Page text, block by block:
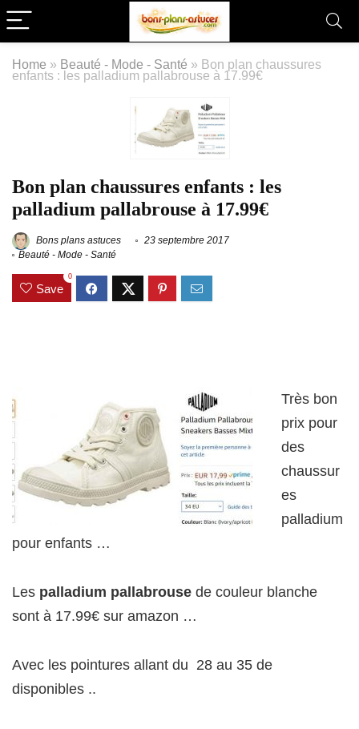
Home » Beauté - Mode - Santé » Bon plan chaussures
enfants : les palladium pallabrouse à 17.99€
Bon plan chaussures enfants : les
palladium pallabrouse à 17.99€
Bons plans astuces
23 septembre 2017
Beauté - Mode - Santé
Save
0
Très bon
prix pour
des
chaussur
es
palladium
pour enfants …
Les palladium pallabrouse de couleur blanche
sont à 17.99€ sur amazon …
Avec les pointures allant du 28 au 35 de
disponibles ..